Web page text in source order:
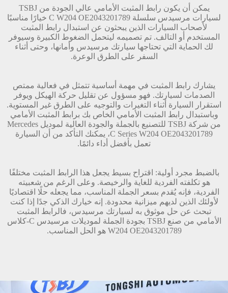
يمكن أن يكون رابط المثبت الأمامي عالي الجودة من TSBJ
لسيارات مرسيدس سلسلة C W204 OE2043201789 خيارًا مناسبًا
لأصحاب السيارات الذين يبحثون عن استبدال رابط المثبت
المستخدم أو التالف. تم تصميمه ليتحمل الضغوط الكبيرة وسيوفر
لك الحماية التي تحتاجها سيارتك مرسيدس وأمانها، وحتى أثناء
السفر على الطرق الوعرة.
يشارك رابط المثبت في مهمة أساسية تتمثل في فعالية ممتص
الصدمات لسيارتك. فهو مسؤول عن تقليل حركة الهيكل ويوفر
استقرار السيارة أثناء التغيرات والتوجيه على الطرق غير المستوية.
وباستبدال رابط المثبت الأمامي الخاص بك برابط المثبت الأمامي
من شركة TSBJ للتصنيع بالجملة والجودة العالية لموديل Mercedes
C Series W204 OE2043201789، يمكنك التأكد من أن السيارة
تعمل بأفضل أداء دائمًا.
بالضبط مجرد أولية: اقتراح بسيط يجعل هذا الرابط المثبت مختلفًا
هو تكلفته الفردية للغاية والرخيصة. وعلى الرغم من شعبيته
الفردية، فإنه يُقدم بسعر الجملة المناسب، مما يجعله حلًا اقتصاديًا
لأولئك الذين لديهم ميزانية محدودة. إنه خيارك الذكي جدًا إذا كنت
تبحث عن حل موثوق به لسيارتك مرسيدس، فالرابط المثبت
الأمامي من صنع TSBJ بجودة الجملة لموديلات مرسيدس C-كلاس
W204 OE2043201789 هو الحل المناسب.